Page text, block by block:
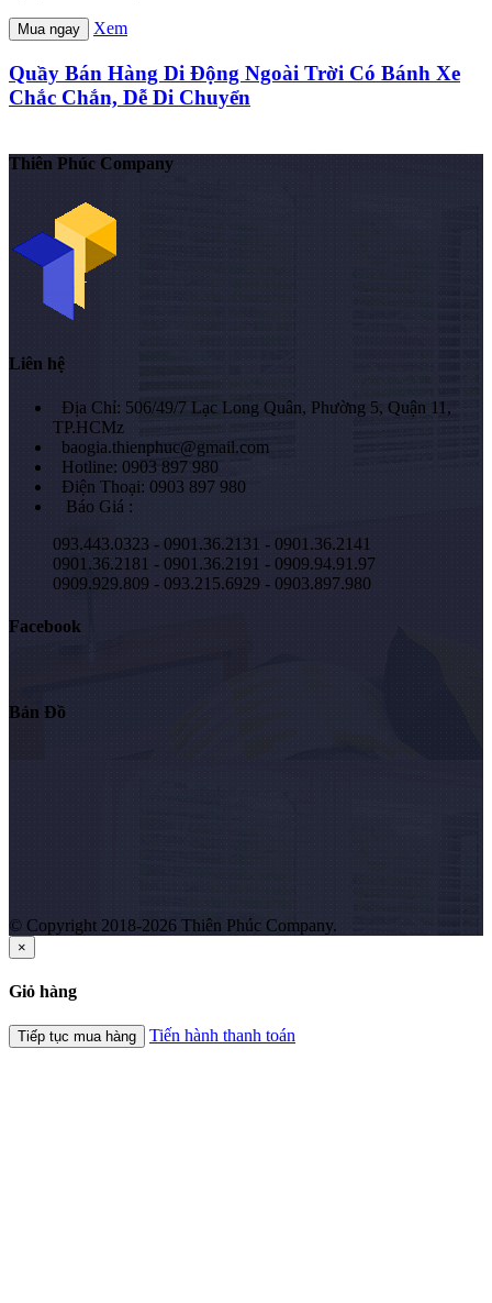
Mua ngay Xem
Quầy Bán Hàng Di Động Ngoài Trời Có Bánh Xe
Chắc Chắn, Dễ Di Chuyển
Thiên Phúc Company
Liên hệ
Địa Chỉ: 506/49/7 Lạc Long Quân, Phường 5, Quận 11,
TP.HCMz
baogia.thienphuc@gmail.com
Hotline: 0903 897 980
Điện Thoại: 0903 897 980
Báo Giá :
093.443.0323 - 0901.36.2131 - 0901.36.2141
0901.36.2181 - 0901.36.2191 - 0909.94.91.97
0909.929.809 - 093.215.6929 - 0903.897.980
Facebook
Bản Đồ
© Copyright 2018-2026 Thiên Phúc Company.
×
Giỏ hàng
Tiếp tục mua hàng Tiến hành thanh toán